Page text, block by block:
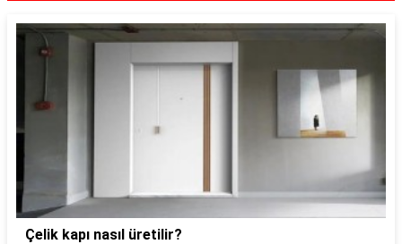
Çelik kapı nasıl üretilir?